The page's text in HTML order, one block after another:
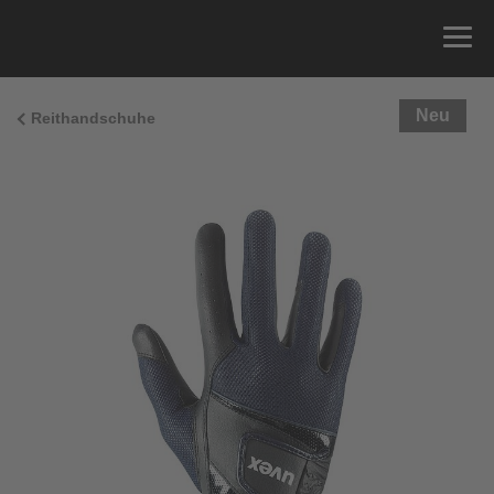
Reithandschuhe Neu
Sie können einfach Ihren Handumfang messen und
die richtige Größe aus der Größentabelle unten
x Umfang
15.0 cm
15.5 cm